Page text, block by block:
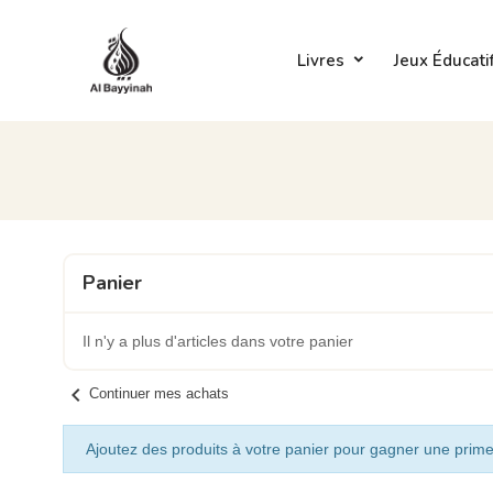
Livres Jeux
Panier
Il n'y a plus d'articles dans votre panier
chevron_left Continuer mes achats
Ajoutez des produits à votre panier pour gagner une